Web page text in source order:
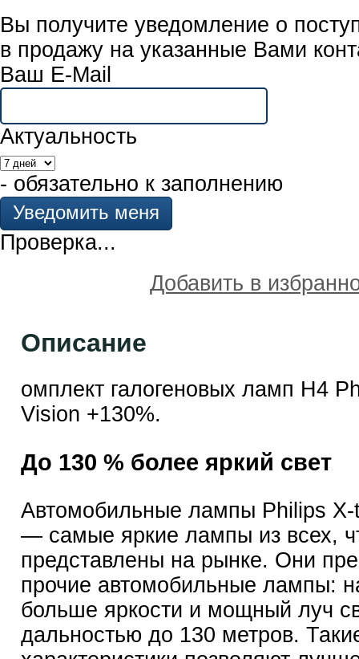
Вы получите уведомление о
в продажу на указанные Вами
Ваш E-Mail
Актуальность
- обязательно к заполнению
Проверка...
Добавить в
Описание
омплект галогеновых ламп H4
Vision +130%.
До 130 % более яркий свет
Автомобильные лампы Philips X-
— самые яркие лампы из всех,
представлены на рынке. Они
прочие автомобильные лампы:
больше яркости и мощный луч
дальностью до 130 метров.